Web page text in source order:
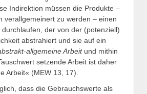
Indirektion müssen die Produkte –
verallgemeinert zu werden – einen
durchlaufen, der von der (potenziell)
abstrahiert und sie auf ein
allgemeine Arbeitund mithin
setzende Arbeit ist daher
Arbeit« (MEW 13, 17).
dass die Gebrauchswerte als